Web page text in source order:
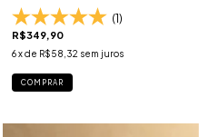
(1)
R$349,90
6 x de R$58,32 sem juros
COMPRAR